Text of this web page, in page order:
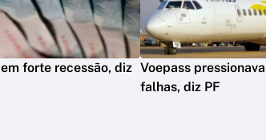
forte recessão, diz Voepass
falhas, diz PF